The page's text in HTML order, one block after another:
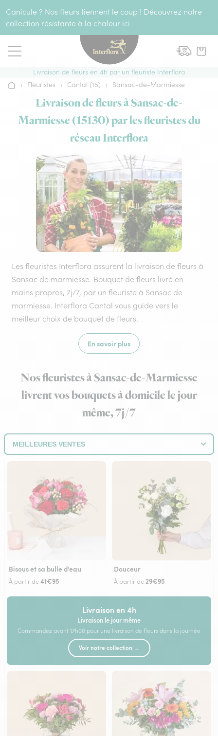
Canicule ? Nos fleurs tiennent le coup ! Découvrez notre
collection résistante à la chaleur ici
Livraison de fleurs en 4h par un fleuriste Interflora
Accueil
› Fleuristes › Cantal (15) › Sansac-de-Marmiesse
Livraison de fleurs à Sansac-de-
Marmiesse (15130) par les fleuristes du
réseau Interflora
Les fleuristes Interflora assurent la livraison de fleurs à
Sansac de marmiesse. Bouquet de fleurs livré en
mains propres, 7j/7, par un fleuriste à Sansac de
marmiesse. Interflora Cantal vous guide vers le
meilleur choix de bouquet de fleurs.
En savoir plus
Nos fleuristes à Sansac-de-Marmiesse
livrent vos bouquets à domicile le jour
même, 7j/7
Bisous et sa bulle d'eau
À partir de41€95
Douceur
À partir de 29€95
Livraison en 4h
Livraison le jour même
Commandez avant 17h00 pour une livraison de fleurs dans la journée
Voir notre collection →